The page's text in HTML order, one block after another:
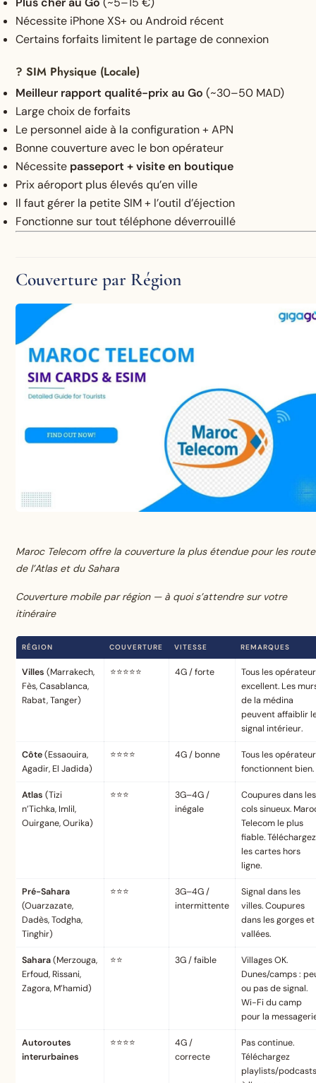
Nécessite iPhone XS+ ou Android récent
Certains forfaits limitent le partage de connexion
? SIM Physique (Locale)
Meilleur rapport qualité-prix au Go (~30–50 MAD)
Large choix de forfaits
Le personnel aide à la configuration + APN
Bonne couverture avec le bon opérateur
Nécessite passeport + visite en boutique
Prix aéroport plus élevés qu’en ville
Il faut gérer la petite SIM + l’outil d’éjection
Fonctionne sur tout téléphone déverrouillé
Couverture par Région
Maroc Telecom offre la couverture la plus étendue pour les
de l’Atlas et du Sahara
Couverture mobile par région — à quoi s’attendre sur votre
itinéraire
RÉGION COUVERTURE VITESSE REMARQUES
Villes (Marrakech,
Fès, Casablanca,
Rabat, Tanger)
⭐⭐⭐⭐⭐ 4G / forte
Tous les
excellent. Les
de la médina
peuvent affaiblir
signal intérieur.
Côte(Essaouira,
Agadir, El Jadida)
⭐⭐⭐⭐ 4G / bonne
Tous les
fonctionnent bien.
Atlas (Tizi
n’Tichka, Imlil,
Ouirgane, Ourika)
⭐⭐⭐
3G–4G /
inégale
Coupures dans les
cols sinueux.
Telecom le plus
fiable. Téléchargez
les cartes hors
ligne.
Pré-Sahara
(Ouarzazate,
Dadès, Todgha,
Tinghir)
⭐⭐⭐
3G–4G /
intermittente
Signal dans les
villes. Coupures
dans les gorges et
vallées.
Sahara(Merzouga,
Erfoud, Rissani,
Zagora, M’hamid)
⭐⭐ 3G / faible
Villages OK.
Dunes/camps :
ou pas de signal.
Wi-Fi du camp
pour la
Autoroutes
interurbaines
⭐⭐⭐⭐
4G /
correcte
Pas continue.
Téléchargez
playlists/